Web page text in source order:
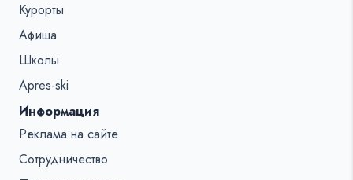
Курорты
Афиша
Школы
Apres-ski
Информация
Реклама на сайте
Сотрудничество